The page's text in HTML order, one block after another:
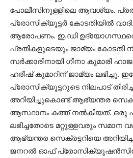
പോലീസിനുള്ളിലെ ആവശ്യം.
പ്രോസിക്യൂട്ടർ കോടതിയിൽ
ആരോപണം. ഇ.ഡി ഉദ്യോഗസ്ഥരെ
പ്രതികളുടെയും ജാമ്യം കോടതി
സർക്കാരിനായി ഗീനാ കുമാരി
ഹരീഷ് കുമാറിന് ജാമ്യം ലഭിച്ചു.
പ്രോസിക്യൂട്ടറുടെ നിലപാട്
അറിയിച്ചുകൊണ്ട് ആഭ്യന്തര
ആസ്ഥാനം കത്ത് നൽകിയത്. ഒരു
ലഭിച്ചതോടെ മറ്റുള്ളവരും സമാന
ആഭ്യന്തര സെക്രട്ടറിയെ
ജനറൽ ഓഫ്